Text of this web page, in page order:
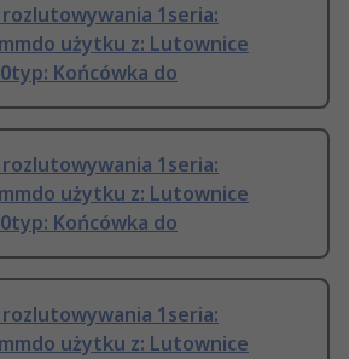
1seria:
użytku z: Lutownice
Końcówka do
1seria:
użytku z: Lutownice
Końcówka do
1seria:
użytku z: Lutownice